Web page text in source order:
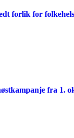
forlik for
fra 1.